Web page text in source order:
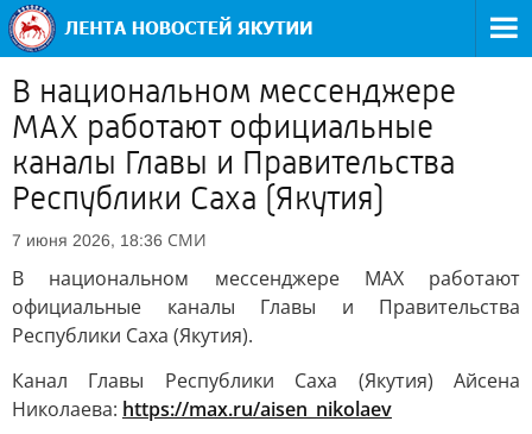
В национальном мессенджере
MAX работают официальные
каналы Главы и Правительства
Республики Саха (Якутия)
7 июня 2026, 18:36 СМИ
В национальном мессенджере MAX работают
официальные каналы Главы и Правительства
Республики Саха (Якутия).
Канал Главы Республики Саха (Якутия) Айсена
Николаева: https://max.ru/aisen_nikolaev